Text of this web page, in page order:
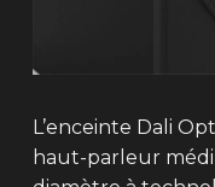
L’enceinte Dali
haut-parleur